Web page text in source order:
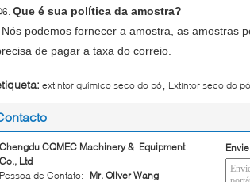
Que é sua política da amostra?
podemos fornecer a amostra, as amostras
de pagar a taxa do correio.
extintor químico seco do pó Extintor seco do
Chengdu CQMEC Machinery & Equipment
Co., Ltd
Pessoa de Contato:
Mr. Oliver Wang